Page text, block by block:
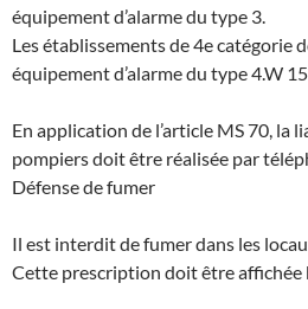
équipement d’alarme du type 3.
Les établissements de 4e catégorie
équipement d’alarme du type 4.W
En application de l’article MS 70, la
pompiers doit être réalisée par
Défense de fumer
Il est interdit de fumer dans les
Cette prescription doit être affichée